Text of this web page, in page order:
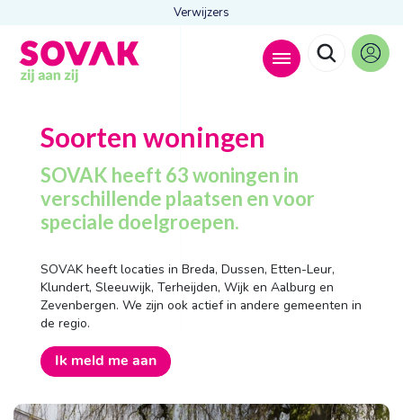
Verwijzers
Anderen zochten ook
Wonen
Dagbesteding
Behandelingen
Contact
Soorten woningen
SOVAK heeft 63 woningen in
verschillende plaatsen en voor
speciale doelgroepen.
SOVAK heeft locaties in Breda, Dussen, Etten-Leur,
Klundert, Sleeuwijk, Terheijden, Wijk en Aalburg en
Zevenbergen. We zijn ook actief in andere gemeenten in
de regio.
Ik meld me aan